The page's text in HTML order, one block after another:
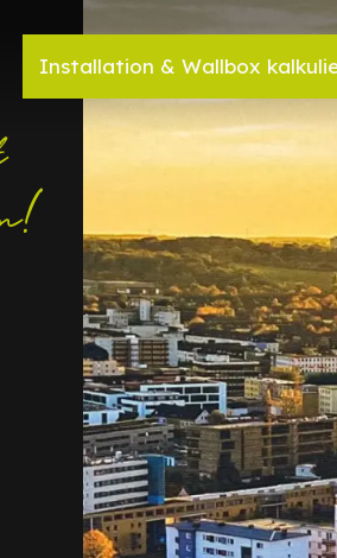
Installation & Wallbox